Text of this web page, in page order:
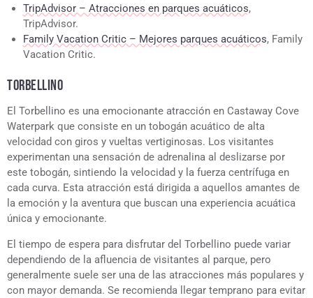
TripAdvisor – Atracciones en parques acuáticos,
TripAdvisor.
Family Vacation Critic – Mejores parques acuáticos, Family
Vacation Critic.
TORBELLINO
El Torbellino es una emocionante atracción en Castaway Cove
Waterpark que consiste en un tobogán acuático de alta
velocidad con giros y vueltas vertiginosas. Los visitantes
experimentan una sensación de adrenalina al deslizarse por
este tobogán, sintiendo la velocidad y la fuerza centrífuga en
cada curva. Esta atracción está dirigida a aquellos amantes de
la emoción y la aventura que buscan una experiencia acuática
única y emocionante.
El tiempo de espera para disfrutar del Torbellino puede variar
dependiendo de la afluencia de visitantes al parque, pero
generalmente suele ser una de las atracciones más populares y
con mayor demanda. Se recomienda llegar temprano para evitar